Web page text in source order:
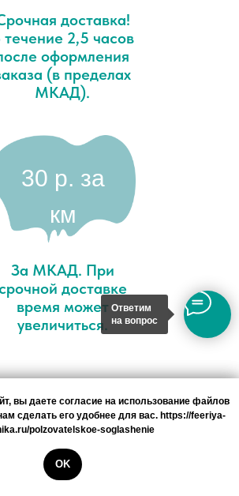
Ответим
на вопрос
можете забрать свой
В таком
предоставляем скидку
можете любое
доставка!
течение 2,5 часов
оформления
(в пределах
МКАД).
За МКАД. При
срочной доставке
время может
увеличиться.
30 p. за
км
вы даете согласие на использование файлов
сделать его удобнее для вас. https://feeriya-
polzovatelskoe-soglashenie
OK
вы даете согласие на использование файлов
сделать его удобнее для вас. https://feeriya-
polzovatelskoe-soglashenie
OK